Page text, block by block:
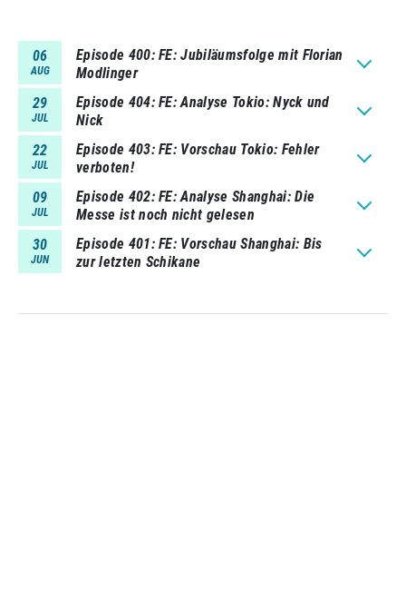
06
AUG
Episode 400 FE: Jubiläumsfolge mit Florian
Modlinger
29
JUL
Episode 404 FE: Analyse Tokio: Nyck und
Nick
22
JUL
Episode 403 FE: Vorschau Tokio: Fehler
verboten!
09
JUL
Episode 402 FE: Analyse Shanghai: Die
Messe ist noch nicht gelesen
30
JUN
Episode 401 FE: Vorschau Shanghai: Bis
zur letzten Schikane